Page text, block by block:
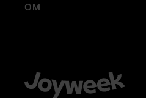
OM
Webbshop